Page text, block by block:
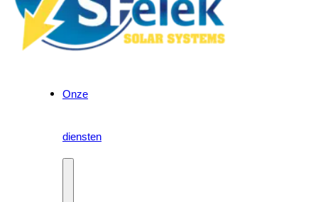
Onze
diensten